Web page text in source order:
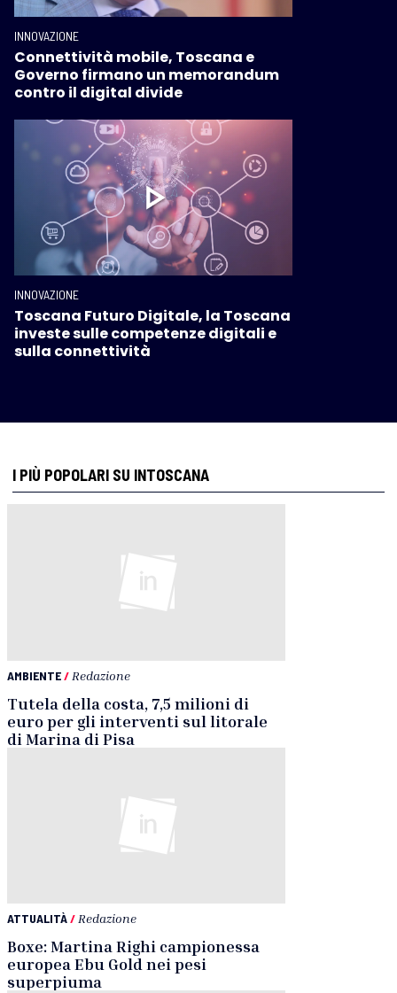
INNOVAZIONE
Connettività mobile, Toscana e
Governo firmano un memorandum
contro il digital divide
INNOVAZIONE
Toscana Futuro Digitale, la Toscana
investe sulle competenze digitali e
sulla connettività
I PIÙ POPOLARI SU INTOSCANA
AMBIENTE/ Redazione
Tutela della costa, 7,5 milioni di
euro per gli interventi sul litorale
di Marina di Pisa
ATTUALITÀ/ Redazione
Boxe: Martina Righi campionessa
europea Ebu Gold nei pesi
superpiuma